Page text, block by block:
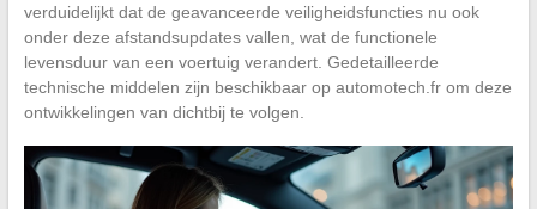
verduidelijkt dat de geavanceerde veiligheidsfuncties nu ook
onder deze afstandsupdates vallen, wat de functionele
levensduur van een voertuig verandert. Gedetailleerde
technische middelen zijn beschikbaar op automotech.fr om deze
ontwikkelingen van dichtbij te volgen.